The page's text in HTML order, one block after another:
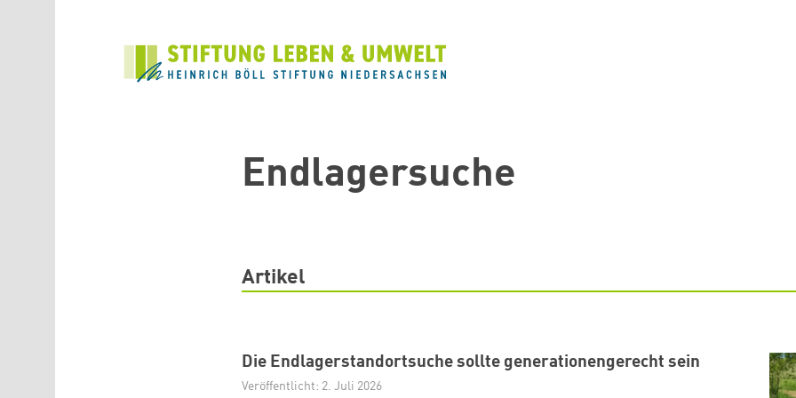
Endlagersuche
Artikel
Die Endlagerstandortsuche sollte generationengerecht sein
Veröffentlicht: 2. Juli 2026